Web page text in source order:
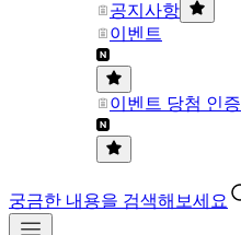
공지사항
이벤트
이벤트 당첨 인증
궁금한 내용을 검색해보세요